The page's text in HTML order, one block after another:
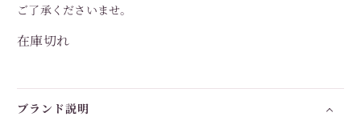
ご了承くださいませ。
在庫切れ
ブランド説明